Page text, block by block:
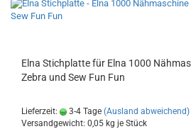
Elna Stichplatte für Elna 1000
Zebra und Sew Fun Fun
Lieferzeit: 3-4 Tage (Ausland abweichend)
Versandgewicht: 0,05 kg je Stück